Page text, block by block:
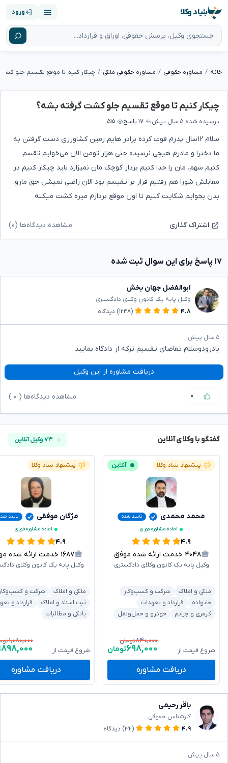
بنیاد وکلا ورود
خانه مشاوره حقوقی مشاوره حقوقی ملکی چیکار کنیم تا موقع تقسیم جلو
چیکار کنیم تا موقع تقسیم جلو کشت گرفته بشه؟
پرسیده شده ۵ سال پیش ۱۷ پاسخ ۵۱۵
سلام ۱۲سال پدرم فوت کرده برادر هایم زمین کشاورزی دست گرفتن به
ما دخترا و مادرم هیچی نرسیده حتی هزار تومن الان می‌خوایم تقسم
کنیم سهم. مان را جدا کنیم بردار کوچک مان نمیزارد باید چیکار کنیم در
مقابلش شورا هم رفتیم قرار بر تقیسم بود الان راضی نمیشن حق مارو.
بدن بخوایم شکایت کنیم تا اون موقع بردارم میره کشت میکنه
اشتراک گذاری مشاهده دیدگاه‌ها (۰)
۱۷ پاسخ برای این سوال ثبت شده
ابوالفضل جهان بخش
وکیل پایه یک کانون وکلای دادگستری
۴.۸
(۱۲۴۸) دیدگاه
۵ سال پیش
بادرودوسلام تقاضای تقسیم ترکه از دادگاه نمایید.
دریافت مشاوره از این وکیل
۰ مشاهده دیدگاه‌ها ( ۰
گفتگو با وکلای آنلاین ۷۳ وکیل آنلاین
پیشنهاد بنیاد وکلا آنلاین
محمد محمدی
تایید شده
آماده مشاوره فوری
۴.۹
۴۰۴۸ خدمت ارائه شده موفق
وکیل پایه یک کانون وکلای دادگستری
ملکی و املاک
شرکت و کسب‌وکار
خانواده
قرارداد و تعهدات
کیفری و جرایم
خودرو و حمل‌ونقل
شروع قیمت از
۸۴۰,۰۰۰تومان
۶۹۸,۰۰۰تومان
دریافت مشاوره
پیشنهاد بنیاد وکلا
مژگان موفقی
تایید
آماده مشاوره فوری
۴.۹
۱۶۸۷ خدمت ارائه شده موفق
وکیل پایه یک کانون وکلای
ملکی و املاک
شرکت و
ثبت اسناد و املاک
قرارداد و
بانکی و مطالبات
شروع قیمت از
۱,۰۸۰,۰۰۰
۸۹۸,۰۰۰
دریافت مشاوره
باقر رحیمی
کارشناس حقوقی
۴.۹
(۳۲) دیدگاه
۵ سال پیش